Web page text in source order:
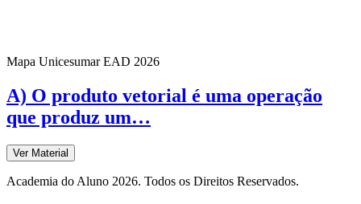
Mapa Unicesumar EAD 2026
A) O produto vetorial é uma operação
que produz um…
Ver Material
Academia do Aluno 2026. Todos os Direitos Reservados.